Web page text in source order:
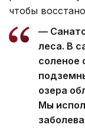
чтобы
—
леса. В
соленое
озера
Мы